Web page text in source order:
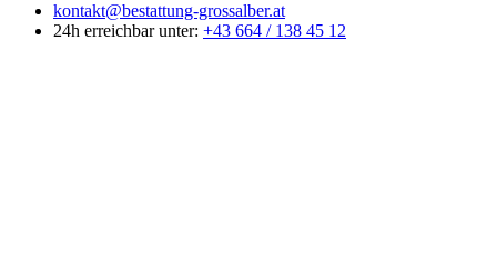
kontakt@bestattung-grossalber.at
24h erreichbar unter: +43 664 / 138 45 12